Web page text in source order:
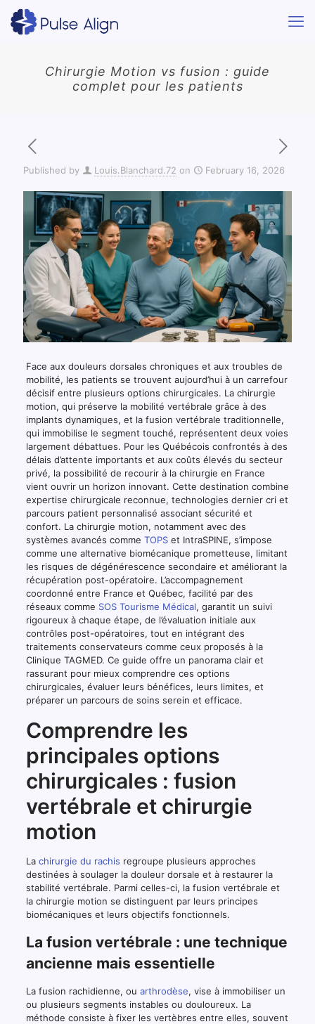
Chirurgie Motion vs fusion : guide
complet pour les patients
Published by Louis.Blanchard.72 on February 16, 2026
Face aux douleurs dorsales chroniques et aux troubles de
mobilité, les patients se trouvent aujourd’hui à un carrefour
décisif entre plusieurs options chirurgicales. La chirurgie
motion, qui préserve la mobilité vertébrale grâce à des
implants dynamiques, et la fusion vertébrale traditionnelle,
qui immobilise le segment touché, représentent deux voies
largement débattues. Pour les Québécois confrontés à des
délais d’attente importants et aux coûts élevés du secteur
privé, la possibilité de recourir à la chirurgie en France
vient ouvrir un horizon innovant. Cette destination combine
expertise chirurgicale reconnue, technologies dernier cri et
parcours patient personnalisé associant sécurité et
confort. La chirurgie motion, notamment avec des
systèmes avancés comme TOPSet IntraSPINE, s’impose
comme une alternative biomécanique prometteuse, limitant
les risques de dégénérescence secondaire et améliorant la
récupération post-opératoire. L’accompagnement
coordonné entre France et Québec, facilité par des
réseaux comme SOS Tourisme Médical, garantit un suivi
rigoureux à chaque étape, de l’évaluation initiale aux
contrôles post-opératoires, tout en intégrant des
traitements conservateurs comme ceux proposés à la
Clinique TAGMED. Ce guide offre un panorama clair et
rassurant pour mieux comprendre ces options
chirurgicales, évaluer leurs bénéfices, leurs limites, et
préparer un parcours de soins serein et efficace.
Comprendre les
principales options
chirurgicales : fusion
vertébrale et chirurgie
motion
La chirurgie du rachis regroupe plusieurs approches
destinées à soulager la douleur dorsale et à restaurer la
stabilité vertébrale. Parmi celles-ci, la fusion vertébrale et
la chirurgie motion se distinguent par leurs principes
biomécaniques et leurs objectifs fonctionnels.
La fusion vertébrale : une technique
ancienne mais essentielle
La fusion rachidienne, ou arthrodèse, vise à immobiliser un
ou plusieurs segments instables ou douloureux. La
méthode consiste à fixer les vertèbres entre elles, souvent